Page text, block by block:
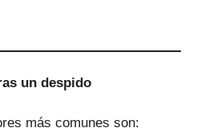
un despido
más comunes son: